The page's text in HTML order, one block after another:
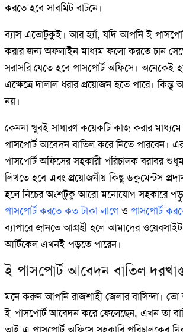
করতে হবে সাবমিট বাটনে।
ব্যাস এতোটুকুই। আর হ্যাঁ, যদি আপনি ই
করার জন্য অফলাইন মাধ্যম ফলো করতে চান
সরাসরি যেতে হবে পাসপোর্ট অফিসে। অনেকেই
এক্ষেত্রে দালাল ধরার প্রয়োজন হতে পারে।
নয়।
কেননা খুবই সাধারণ কয়েকটি কাজ করার
পাসপোর্ট আবেদন বাতিল করে নিতে পারবেন।
পাসপোর্ট অফিসের সহকারী পরিচালক বরাবর
লিখতে হবে এবং প্রয়োজনীয় কিছু ডকুমেন্টস
হলে নিচের অংশটুকু আরো মনোযোগ সহকারে
পাসপোর্ট করতে কত টাকা লাগেও পাসপোর্ট
ব্যাপারে জানতে আগ্রহী হলে আমাদের
আর্টিকেল এখনই পড়তে পারেন।
ই পাসপোর্ট আবেদন বাতিল
মনে করুন আপনি রাজশাহী জেলার বাসিন্দা। তো
ই-পাসপোর্ট আবেদন করে ফেলেছেন, এখন তা
তাই এ পাসপোর্ট অফিসে সহকারি পরিচালকের